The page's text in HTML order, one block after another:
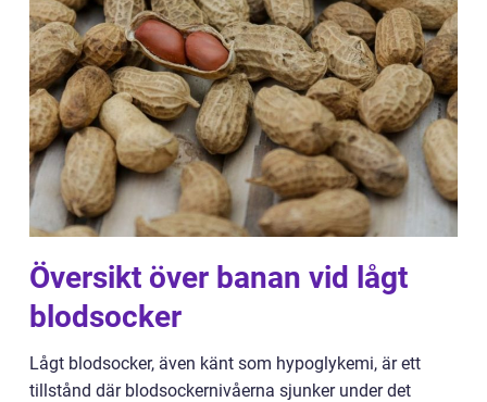
Översikt över banan vid lågt
blodsocker
Lågt blodsocker, även känt som hypoglykemi, är ett
tillstånd där blodsockernivåerna sjunker under det